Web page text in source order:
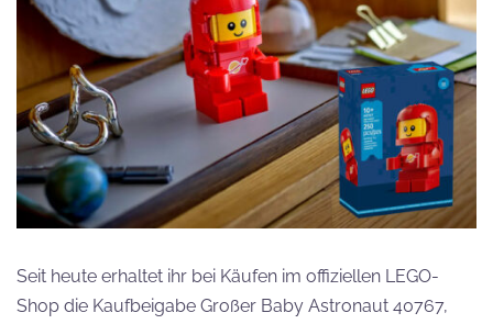
Seit heute erhaltet ihr bei Käufen im offiziellen LEGO-
Shop die Kaufbeigabe Großer Baby Astronaut 40767,